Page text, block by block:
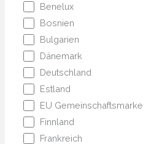
Benelux
Bosnien
Bulgarien
Dänemark
Deutschland
Estland
EU Gemeinschaftsmarke
Finnland
Frankreich